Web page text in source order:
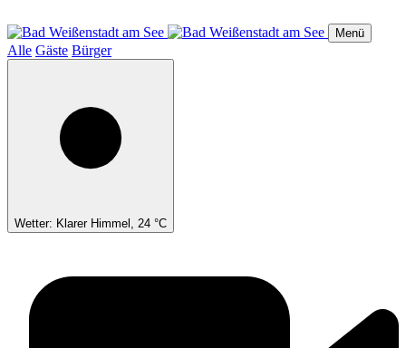
zum
Inhalt
Menü
Alle Gäste Bürger
Wetter: Klarer Himmel, 24 °C